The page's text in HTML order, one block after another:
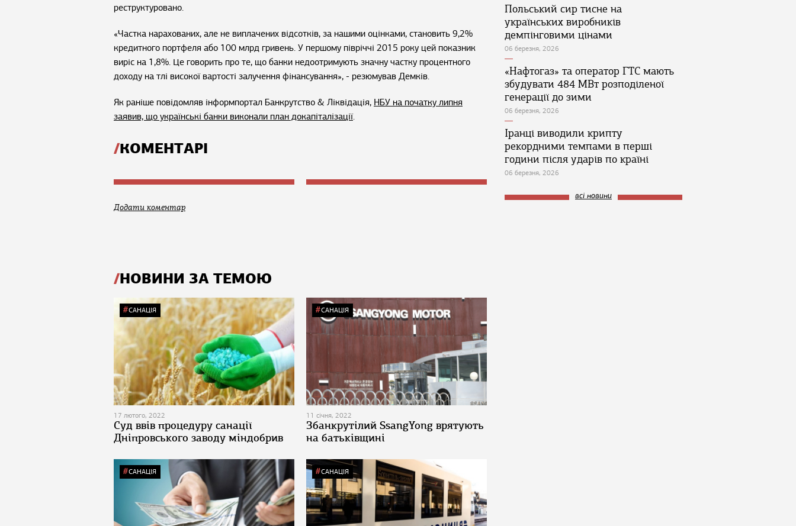
реструктуровано.
«Частка нарахованих, але не виплачених відсотків, за нашими оцінками, становить 9,2%
кредитного портфеля або 100 млрд гривень. У першому півріччі 2015 року цей показник
виріс на 1,8%. Це говорить про те, що банки недоотримують значну частку процентного
доходу на тлі високої вартості залучення фінансування», - резюмував Демків.
Як раніше повідомляв інформпортал Банкрутство & Ліквідація, НБУ на початку липня
заявив, що українські банки виконали план докапіталізації.
КОМЕНТАРІ
Додати коментар
НОВИНИ ЗА ТЕМОЮ
САНАЦІЯ
17 лютого, 2022
Суд ввів процедуру санації
Дніпровського заводу міндобрив
САНАЦІЯ
11 січня, 2022
Збанкрутілий SsangYong врятують
на батьківщині
САНАЦІЯ САНАЦІЯ
Польський сир тисне на
українських виробників
демпінговими цінами
06 березня, 2026
«Нафтогаз» та оператор ГТС мають
збудувати 484 МВт розподіленої
генерації до зими
06 березня, 2026
Іранці виводили крипту
рекордними темпами в перші
години після ударів по країні
06 березня, 2026
всі новини